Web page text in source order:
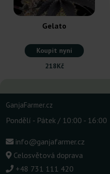
Gelato
Koupit nyní
218Kč
GanjaFarmer.cz
Pondělí - Pátek / 10:00 - 16:00
info@ganjafarmer.cz
Celosvětová doprava
+48 731 111 420